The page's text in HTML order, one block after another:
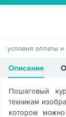
условия оплаты и
Описание
Пошаговый
техникам
котором